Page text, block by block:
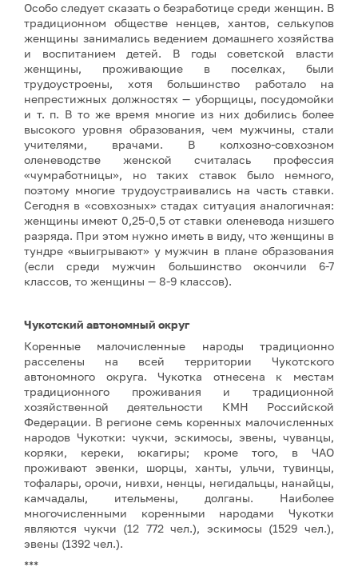
Особо следует сказать о безработице среди женщин. В
традиционном обществе ненцев, хантов, селькупов
женщины занимались ведением домашнего хозяйства
и воспитанием детей. В годы советской власти
женщины, проживающие в поселках, были
трудоустроены, хотя большинство работало на
непрестижных должностях — уборщицы, посудомойки
и т. п. В то же время многие из них добились более
высокого уровня образования, чем мужчины, стали
учителями, врачами. В колхозно-совхозном
оленеводстве женской считалась профессия
«чумработницы», но таких ставок было немного,
поэтому многие трудоустраивались на часть ставки.
Сегодня в «совхозных» стадах ситуация аналогичная:
женщины имеют 0,25-0,5 от ставки оленевода низшего
разряда. При этом нужно иметь в виду, что женщины в
тундре «выигрывают» у мужчин в плане образования
(если среди мужчин большинство окончили 6-7
классов, то женщины — 8-9 классов).
Чукотский автономный округ
Коренные малочисленные народы традиционно
расселены на всей территории Чукотского
автономного округа. Чукотка отнесена к местам
традиционного проживания и традиционной
хозяйственной деятельности КМН Российской
Федерации. В регионе семь коренных малочисленных
народов Чукотки: чукчи, эскимосы, эвены, чуванцы,
коряки, кереки, юкагиры; кроме того, в ЧАО
проживают эвенки, шорцы, ханты, ульчи, тувинцы,
тофалары, орочи, нивхи, ненцы, негидальцы, нанайцы,
камчадалы, ительмены, долганы. Наиболее
многочисленными коренными народами Чукотки
являются чукчи (12 772 чел.), эскимосы (1529 чел.),
эвены (1392 чел.).
***